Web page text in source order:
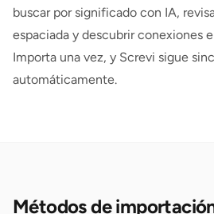
buscar por significado con IA,
espaciada y descubrir conexiones
Importa una vez, y Screvi sigue
automáticamente.
Métodos de